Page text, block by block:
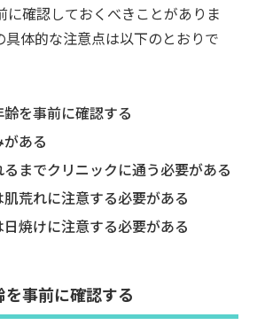
に確認しておくべきことがありま
具体的な注意点は以下のとおりで
を事前に確認する
ある
までクリニックに通う必要がある
荒れに注意する必要がある
焼けに注意する必要がある
事前に確認する